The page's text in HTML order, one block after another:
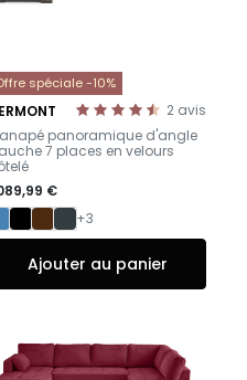
spéciale -10%
2 avis
panoramique d'angle
7 places en velours
€
+3
Ajouter au panier